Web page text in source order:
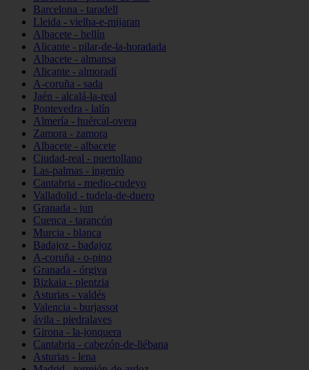
Barcelona - taradell
Lleida - vielha-e-mijaran
Albacete - hellín
Alicante - pilar-de-la-horadada
Albacete - almansa
Alicante - almoradí
A-coruña - sada
Jaén - alcalá-la-real
Pontevedra - lalín
Almería - huércal-overa
Zamora - zamora
Albacete - albacete
Ciudad-real - puertollano
Las-palmas - ingenio
Cantabria - medio-cudeyo
Valladolid - tudela-de-duero
Granada - jun
Cuenca - tarancón
Murcia - blanca
Badajoz - badajoz
A-coruña - o-pino
Granada - órgiva
Bizkaia - plentzia
Asturias - valdés
Valencia - burjassot
ávila - piedralaves
Girona - la-jonquera
Cantabria - cabezón-de-liébana
Asturias - lena